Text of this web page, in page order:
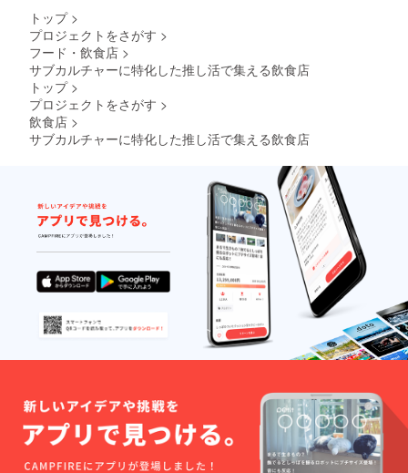
トップ >
プロジェクトをさがす >
フード・飲食店 >
サブカルチャーに特化した推し活で集える飲食店
トップ >
プロジェクトをさがす >
飲食店 >
サブカルチャーに特化した推し活で集える飲食店